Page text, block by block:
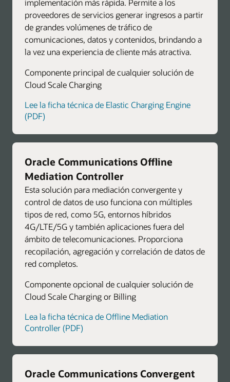
implementación más rápida. Permite a los
proveedores de servicios generar ingresos a partir
de grandes volúmenes de tráfico de
comunicaciones, datos y contenidos, brindando a
la vez una experiencia de cliente más atractiva.
Componente principal de cualquier solución de
Cloud Scale Charging
Lee la ficha técnica de Elastic Charging Engine
(PDF)
Oracle Communications Offline
Mediation Controller
Esta solución para mediación convergente y
control de datos de uso funciona con múltiples
tipos de red, como 5G, entornos híbridos
4G/LTE/5G y también aplicaciones fuera del
ámbito de telecomunicaciones. Proporciona
recopilación, agregación y correlación de datos de
red completos.
Componente opcional de cualquier solución de
Cloud Scale Charging or Billing
Lea la ficha técnica de Offline Mediation
Controller (PDF)
Oracle Communications Convergent